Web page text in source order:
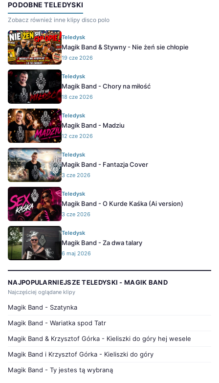
PODOBNE TELEDYSKI
Zobacz również inne klipy disco polo
Teledysk
Magik Band & Stywny - Nie żeń sie chłopie
19 cze 2026
Teledysk
Magik Band - Chory na miłość
18 cze 2026
Teledysk
Magik Band - Madziu
12 cze 2026
Teledysk
Magik Band - Fantazja Cover
3 cze 2026
Teledysk
Magik Band - O Kurde Kaśka (Ai version)
3 cze 2026
Teledysk
Magik Band - Za dwa talary
6 maj 2026
NAJPOPULARNIEJSZE TELEDYSKI - MAGIK BAND
Najczęściej oglądane klipy
Magik Band - Szatynka
Magik Band - Wariatka spod Tatr
Magik Band & Krzysztof Górka - Kieliszki do góry hej wesele
Magik Band i Krzysztof Górka - Kieliszki do góry
Magik Band - Ty jestes tą wybraną